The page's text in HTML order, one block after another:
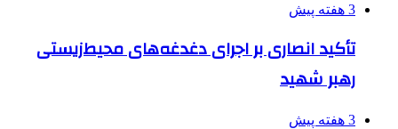
3 هفته پیش
تأکید انصاری بر اجرای دغدغه‌های محیط‌زیستی
رهبر شهید
3 هفته پیش